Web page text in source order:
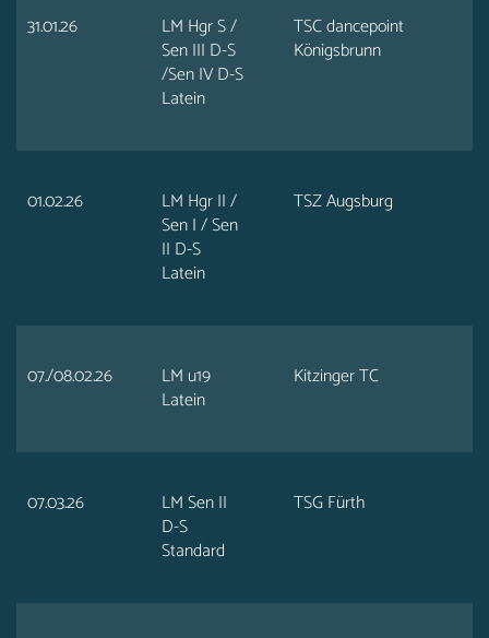
31.01.26
LM Hgr S /
Sen III D-S
/Sen IV D-S
Latein
TSC dancepoint
Königsbrunn
01.02.26
LM Hgr II /
Sen I / Sen
II D-S
Latein
TSZ Augsburg
07./08.02.26
LM u19
Latein
Kitzinger TC
07.03.26
LM Sen II
D-S
Standard
TSG Fürth